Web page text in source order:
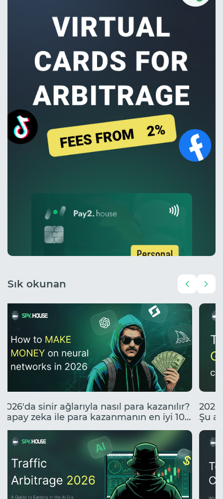
Sık okunan
2026'da sinir ağlarıyla nasıl para kazanılır?
Yapay zeka ile para kazanmanın en iyi 10
yolu.
Şu